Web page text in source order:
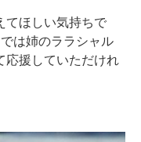
てほしい気持ちで
は姉のララシャル
応援していただけれ